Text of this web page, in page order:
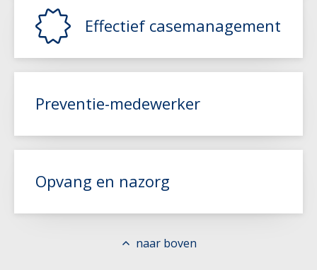
Effectief casemanagement
Preventie-medewerker
Opvang en nazorg
naar boven